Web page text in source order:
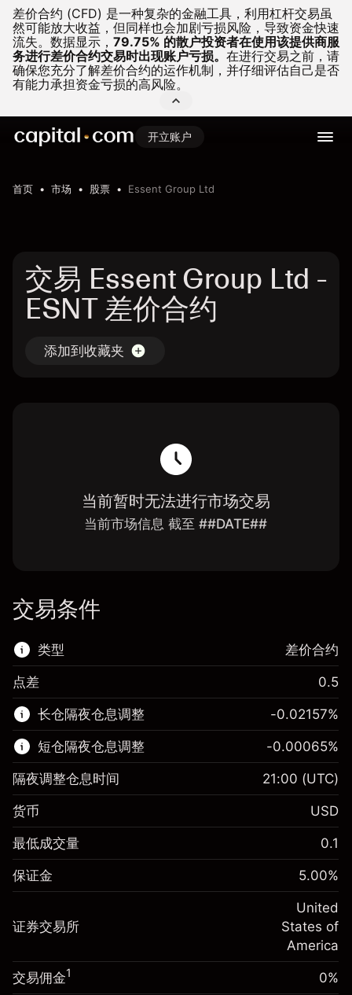
差价合约 (CFD) 是一种复杂的金融工具，利用杠杆交易虽
然可能放大收益，但同样也会加剧亏损风险，导致资金快速
流失。 数据显示， 79.75% 的散户投资者在使用该提供商服
务进行差价合约交易时出现账户亏损。 在进行交易之前，请
确保您充分了解差价合约的运作机制，并仔细评估自己是否
有能力承担资金亏损的高风险。
开立账户
首页 市场 股票 Essent Group Ltd
交易 Essent Group Ltd -
ESNT 差价合约
添加到收藏夹
当前暂时无法进行市场交易
当前市场信息 截至 ##DATE##
交易条件
类型
该金融市场可进行差价合约交易。
了解更多:
差价合约
差价合约
点差 0.5
长仓隔夜仓息调整
保证金。您的投资 $1,000.00
隔夜仓息
-0.021568
%
(-$4.31)
来自杠杆的资金 - 美元（大约值）
$19,000.00
前往平台
-0.02157%
短仓隔夜仓息调整
保证金。您的投资 $1,000.00
隔夜仓息
-0.000654
%
(-$0.13)
$20,000.00
来自杠杆的资金 - 美元（大约值）$19,000.00
-0.00065%
隔夜调整仓息时间 21:00 (UTC)
货币 USD
最低成交量 0.1
保证金 5.00%
证券交易所
United
States of
America
交易佣金1 0%